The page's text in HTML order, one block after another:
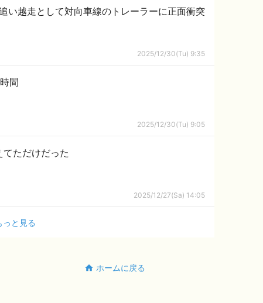
い越走として対向車線のトレーラーに正面衝突
2025/12/30(Tu) 9:35
間
2025/12/30(Tu) 9:05
ただけだった
2025/12/27(Sa) 14:05
っと見る
ホームに戻る